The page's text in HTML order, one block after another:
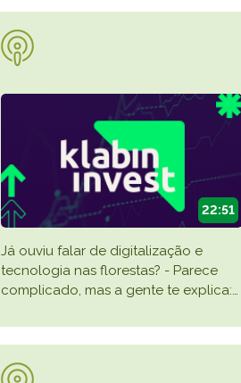
22:51
Já ouviu falar de digitalização e
tecnologia nas florestas? - Parece
complicado, mas a gente te explica:…